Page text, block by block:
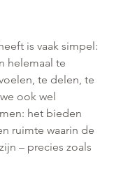
is vaak simpel:
helemaal te
te delen, te
ook wel
het bieden
ruimte waarin de
– precies zoals